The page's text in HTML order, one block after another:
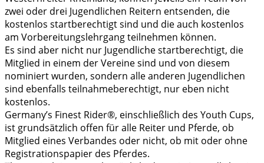
zwei oder drei Jugendlichen Reitern entsenden, die
kostenlos startberechtigt sind und die auch kostenlos
am Vorbereitungslehrgang teilnehmen können.
Es sind aber nicht nur Jugendliche startberechtigt, die
Mitglied in einem der Vereine sind und von diesem
nominiert wurden, sondern alle anderen Jugendlichen
sind ebenfalls teilnahmeberechtigt, nur eben nicht
kostenlos.
Germany’s Finest Rider®, einschließlich des Youth Cups,
ist grundsätzlich offen für alle Reiter und Pferde, ob
Mitglied eines Verbandes oder nicht, ob mit oder ohne
Registrationspapier des Pferdes.